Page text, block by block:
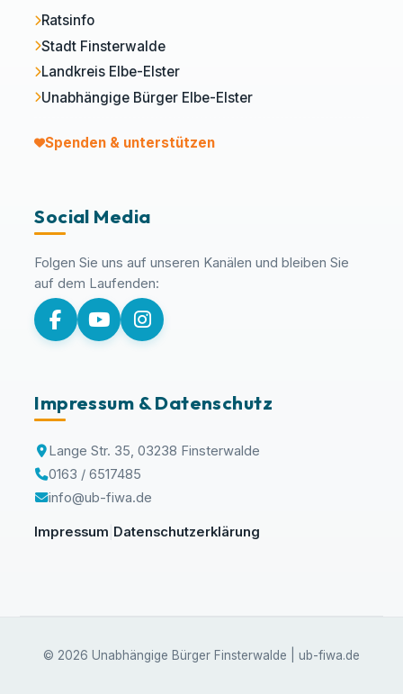
Ratsinfo
Stadt Finsterwalde
Landkreis Elbe-Elster
Unabhängige Bürger Elbe-Elster
Spenden & unterstützen
Social Media
Folgen Sie uns auf unseren Kanälen und bleiben Sie
auf dem Laufenden:
Impressum & Datenschutz
Lange Str. 35, 03238 Finsterwalde
0163 / 6517485
info@ub-fiwa.de
Impressum Datenschutzerklärung
© 2026 Unabhängige Bürger Finsterwalde | ub-fiwa.de